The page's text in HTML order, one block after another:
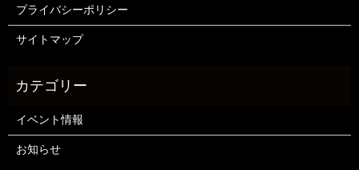
プライバシーポリシー
サイトマップ
イベント情報
お知らせ